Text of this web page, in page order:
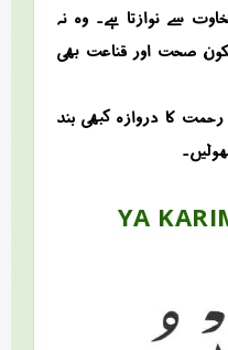
سے نوازتا ہے۔ وہ نہ
صحت اور قناعت بھی
رحمت کا دروازہ کبھی بند
YA